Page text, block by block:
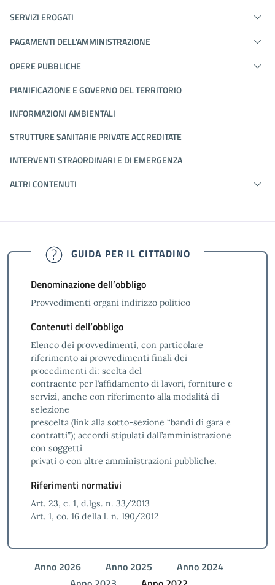
SERVIZI EROGATI
PAGAMENTI DELL'AMMINISTRAZIONE
OPERE PUBBLICHE
PIANIFICAZIONE E GOVERNO DEL TERRITORIO
INFORMAZIONI AMBIENTALI
STRUTTURE SANITARIE PRIVATE ACCREDITATE
INTERVENTI STRAORDINARI E DI EMERGENZA
ALTRI CONTENUTI
GUIDA PER IL CITTADINO
Denominazione dell’obbligo
Provvedimenti organi indirizzo politico
Contenuti dell’obbligo
Elenco dei provvedimenti, con particolare
riferimento ai provvedimenti finali dei
procedimenti di: scelta del
contraente per l’affidamento di lavori, forniture e
servizi, anche con riferimento alla modalità di
selezione
prescelta (link alla sotto-sezione “bandi di gara e
contratti”); accordi stipulati dall’amministrazione
con soggetti
privati o con altre amministrazioni pubbliche.
Riferimenti normativi
Art. 23, c. 1, d.lgs. n. 33/2013
Art. 1, co. 16 della l. n. 190/2012
Anno 2026 Anno 2025
Anno 2024